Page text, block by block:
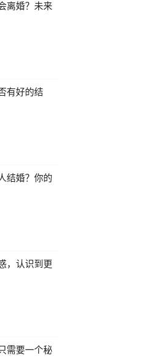
离婚？未来
有好的结
结婚？你的
，认识到更
需要一个秘